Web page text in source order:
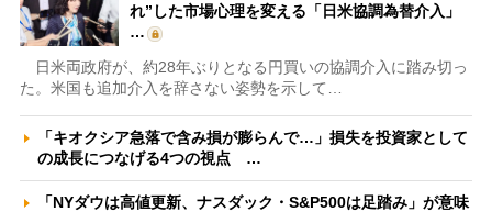
れ”した市場心理を変える「日米協調為替介入」
…
日米両政府が、約28年ぶりとなる円買いの協調介入に踏み切っ
た。米国も追加介入を辞さない姿勢を示して…
「キオクシア急落で含み損が膨らんで…」損失を投資家として
の成長につなげる4つの視点 …
「NYダウは高値更新、ナスダック・S&P500は足踏み」が意味